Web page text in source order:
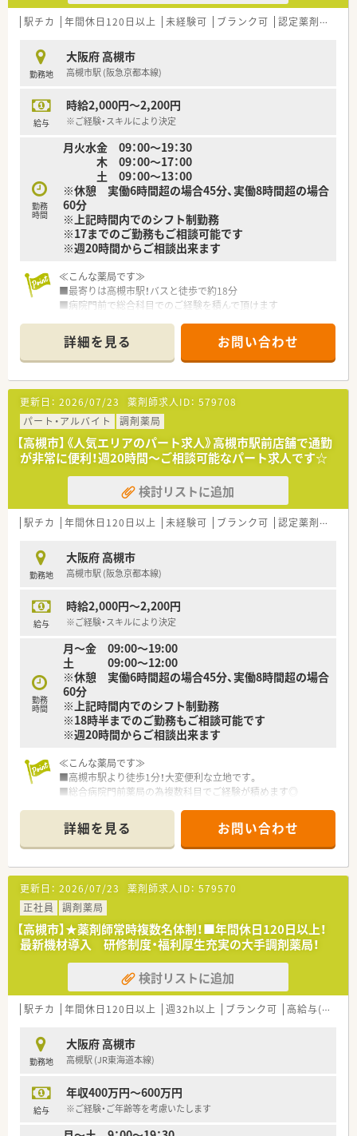
＼ こんな方におすすめ！ ／
★急なお休みが必要になることがご不安な方
駅チカ 年間休日120日以上 未経験可 ブランク可 認定薬剤師取得支援あり
勤務地
大阪府 高槻市
高槻市駅 (阪急京都本線)
給与
時給2,000円～2,200円
※ご経験・スキルにより決定
勤務
時間
月火水金 09：00～19：30
木 09：00～17：00
土 09：00～13：00
※休憩 実働6時間超の場合45分、実働8時間超の場合
60分
※上記時間内でのシフト制勤務
※17までのご勤務もご相談可能です
※週20時間からご相談出来ます
≪こんな薬局です≫
■最寄りは高槻市駅！バスと徒歩で約18分
■病院門前で総合科目でのご経験を積んで頂けます
≪法人特徴≫
■全国に1,000店舗以上を展開する大手調剤薬局です。
■東京大学病院をはじめ全国の病院の敷地内に薬局を持ってい
ます。
病診薬連携を強化することで、地域にお住いの患者様に高度な
医療の提供を実現しています。
■全店「同一の機械・システム」を採用しており、且つ処方箋の応
需内容が多岐にわたる（敷地内・病院門前・医療モール・CL門前）
ので、
スキルUPしたい方にはお勧めです。
■長期就業＆自己研讃を続ける事で給与があがる仕組みになっ
ており、将来的に高年収も狙う事が出来ます。
■インターネットを使って処方薬の飲み方を遠隔指導する「オン
今後も病院の「敷地内薬局」の推進、女性客の取り込みを狙う
店舗でデザインの一新。
M&Aによる店舗拡大と業界のリーディングカンパニーとして
■どの店舗も、最新システムが整っています！
■「社員第一主義」を掲げている同社では、福利厚生面が手厚く
年間休日120日以上、「連続休暇制度（年に1回、最大9連休を取
得できる制度）」等
プライベートも充実出来る様にワークライフバランスを後押
ししてくれる制度が充実しています。
■社員割引制度、財形貯蓄制度、スポーツジム優待等が受けられ
る他、
■産休・育休・時短勤務者2,000人以上等、どれも業界トップクラ
スの実績!
産休、育休取得はもちろんのこと、育児短時間勤務制度を実施
育児休業より復帰後、1日最大2時間短縮して勤務できる制度
です。
法律では3歳までですが、同社では小学校就学時までの期間利
用可能♪
■転居を伴う異動のある採用枠もありますが(転居を伴わない採
帰省旅費（年2回5万円まで）と帰省休暇（連続4日間）を受けら
れます。
≪こんな方におすすめです≫
■大手ならではの教育研修制度＆資格取得支援体制で安心して
働きたい方
■総合科目でご経験を積みたい方！
詳細を見る お問い合わせ
更新日： 2026/07/23 薬剤師求人ID： 579708
パート・アルバイト
調剤薬局
【高槻市】《人気エリアのパート求人》高槻市駅前店舗で通勤
が非常に便利！週20時間～ご相談可能なパート求人です☆
検討リストに追加
駅チカ 年間休日120日以上 未経験可 ブランク可 認定薬剤師取得支援あり
勤務地
大阪府 高槻市
高槻市駅 (阪急京都本線)
給与
時給2,000円～2,200円
※ご経験・スキルにより決定
勤務
時間
月〜金 09:00〜19:00
土 09:00〜12:00
※休憩 実働6時間超の場合45分、実働8時間超の場合
60分
※上記時間内でのシフト制勤務
※18時半までのご勤務もご相談可能です
※週20時間からご相談出来ます
≪こんな薬局です≫
■高槻市駅より徒歩1分！大変便利な立地です。
■総合病院門前薬局の為複数科目でご経験が積めます◎
です！
≪法人特徴≫
■全国に1,000店舗以上を展開する大手調剤薬局です。
■東京大学病院をはじめ全国の病院の敷地内に薬局を持ってい
ます。
病診薬連携を強化することで、地域にお住いの患者様に高度な
医療の提供を実現しています。
■全店「同一の機械・システム」を採用しており、且つ処方箋の応
需内容が多岐にわたる（敷地内・病院門前・医療モール・CL門前）
ので、
スキルUPしたい方にはお勧めです。
■長期就業＆自己研讃を続ける事で給与があがる仕組みになっ
ており、将来的に高年収も狙う事が出来ます。
ライン服薬指導」、
今後も病院の「敷地内薬局」の推進、女性客の取り込みを狙う
店舗でデザインの一新。
成長を続けています。
■どの店舗も、最新システムが整っています！
詳細を見る お問い合わせ
更新日： 2026/07/23 薬剤師求人ID： 579570
正社員
調剤薬局
【高槻市】★薬剤師常時複数名体制！■年間休日120日以上！
最新機材導入 研修制度・福利厚生充実の大手調剤薬局！
検討リストに追加
駅チカ 年間休日120日以上 週32h以上 ブランク可 高給与(600万円以上)
勤務地
大阪府 高槻市
高槻駅 (JR東海道本線)
給与
年収400万円～600万円
※ご経験・ご年齢等を考慮いたします